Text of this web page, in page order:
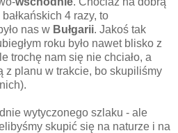
4 razy, to
nas w Bułgarii. Jakoś tak
roku było nawet blisko z
trochę nam się nie chciało, a
z planu w trakcie, bo skupiliśmy
wytyczonego szlaku - ale
skupić się na naturze i na